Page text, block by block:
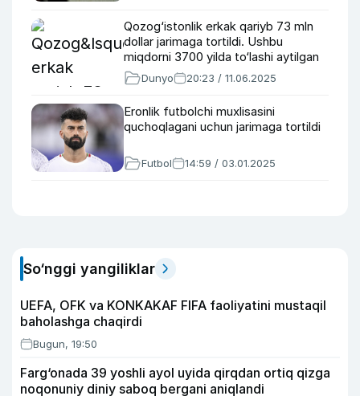
Qozog‘istonlik erkak qariyb 73 mln
dollar jarimaga tortildi. Ushbu
miqdorni 3700 yilda to‘lashi aytilgan
Dunyo 20:23 / 11.06.2025
Eronlik futbolchi muxlisasini
quchoqlagani uchun jarimaga tortildi
Futbol 14:59 / 03.01.2025
So‘nggi yangiliklar
UEFA, OFK va KONKAKAF FIFA faoliyatini mustaqil
baholashga chaqirdi
Bugun, 19:50
Farg‘onada 39 yoshli ayol uyida qirqdan ortiq qizga
noqonuniy diniy saboq bergani aniqlandi